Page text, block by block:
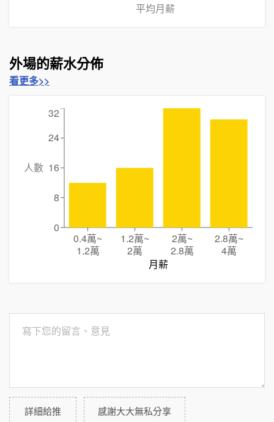
平均月薪
外場的薪水分佈
看更多>>
0.4萬~
1.2萬
1.2萬~
2萬
2萬~
2.8萬
2.8萬~
4萬
月薪
0
8
16
24
32
人數
詳細給推 感謝大大無私分享